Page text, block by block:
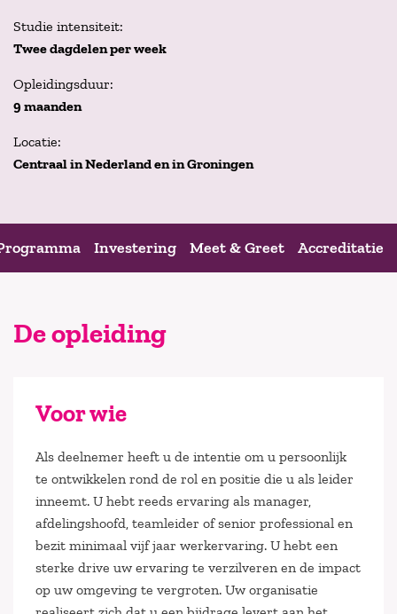
Studie intensiteit:
Twee dagdelen per week
Opleidingsduur:
9 maanden
Locatie:
Centraal in Nederland en in Groningen
Investering Meet & Greet Accreditatie
De opleiding
Voor wie
Als deelnemer heeft u de intentie om u persoonlijk
te ontwikkelen rond de rol en positie die u als leider
inneemt. U hebt reeds ervaring als manager,
afdelingshoofd, teamleider of senior professional en
bezit minimaal vijf jaar werkervaring. U hebt een
sterke drive uw ervaring te verzilveren en de impact
op uw omgeving te vergroten. Uw organisatie